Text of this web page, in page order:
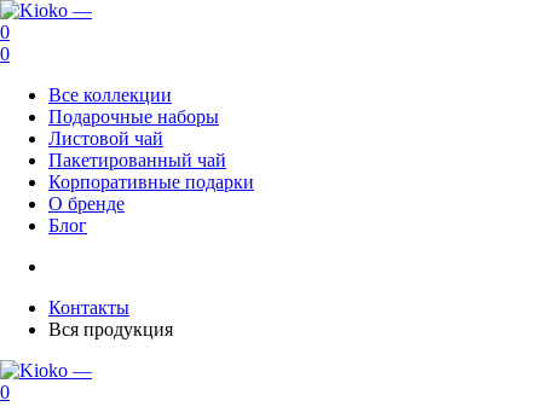
0
0
Все коллекции
Подарочные наборы
Листовой чай
Пакетированный чай
Корпоративные подарки
О бренде
Блог
Контакты
Вся продукция
0